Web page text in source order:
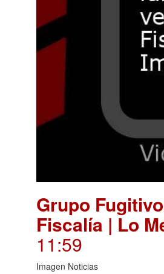
Grupo
Fiscalía | Lo
11:59
Imagen Noticias